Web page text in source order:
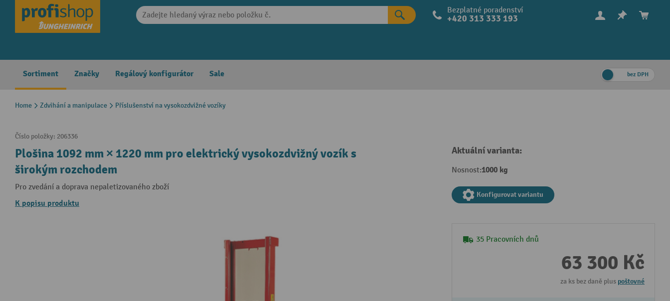
Skip to main navigation Bezplatné poradenství
+420 313 333 193
Sortiment Značky Regálový konfigurátor Sale bez DPH
Home Zdvihání a manipulace Příslušenství na vysokozdvižné vozíky
Číslo položky: 206336
Plošina 1092 mm × 1220 mm pro elektrický vysokozdvižný vozík s
širokým rozchodem
Pro zvedání a doprava nepaletizovaného zboží
K popisu produktu
Aktuální varianta:
Nosnost:1000 kg
Konfigurovat variantu
35 Pracovních dnů
63 300 Kč
za ks bez daně plus poštovné